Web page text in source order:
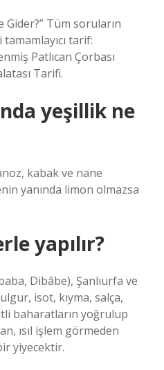
Gider?” Tüm soruların
tarif:
Patlıcan Çorbası
Tarifi.
yeşillik ne
kabak ve nane
yanında limon olmazsa
yapılır?
Dibâbe), Şanlıurfa ve
isot, kıyma, salça,
baharatların yoğrulup
ısıl işlem görmeden
yiyecektir.